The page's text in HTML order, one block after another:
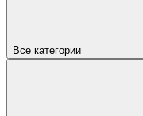
Все категории